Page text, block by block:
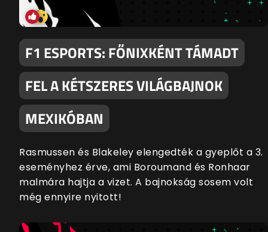
F1 ESPORTS: FŐNIXKÉNT TÁMADT
FEL A KÉTSZERES VILÁGBAJNOK
MEXIKÓBAN
Rasmussen és Blakeley elengedték a gyeplőt a 3.
eseményhez érve, ami Boroumand és Ronhaar
malmára hajtja a vizet. A bajnokság sosem volt
még ennyire nyitott!